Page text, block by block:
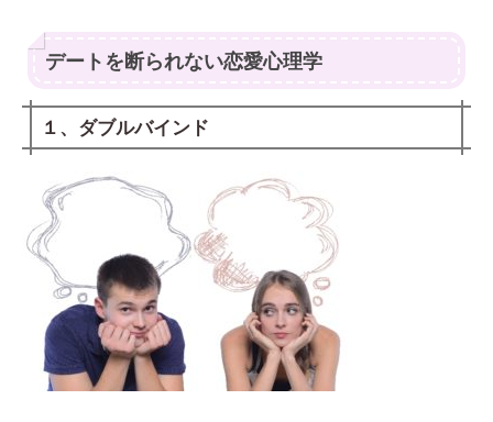
デートを断られない恋愛心理学
１、ダブルバインド